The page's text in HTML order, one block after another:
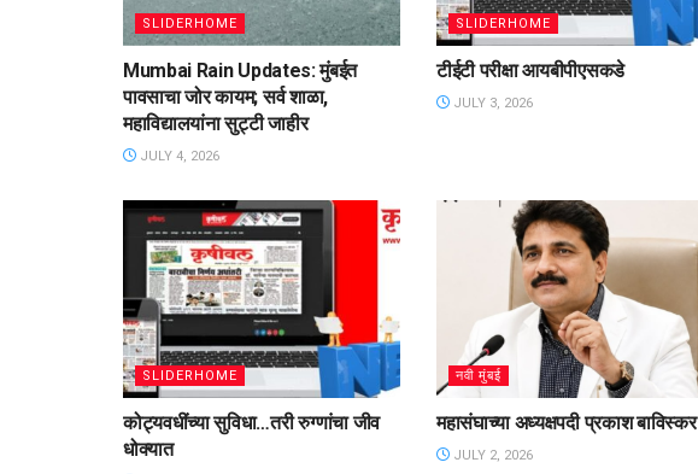
SLIDERHOME
Mumbai Rain Updates: मुंबईत
पावसाचा जोर कायम; सर्व शाळा,
महाविद्यालयांना सुट्टी जाहीर
JULY 4, 2026
SLIDERHOME
टीईटी परीक्षा आयबीपीएसकडे
JULY 3, 2026
SLIDERHOME
कोट्यवधींच्या सुविधा…तरी रुग्णांचा जीव
धोक्यात
नवी मुंबई
महासंघाच्या अध्यक्षपदी प्रकाश बाविस्कर
JULY 2, 2026